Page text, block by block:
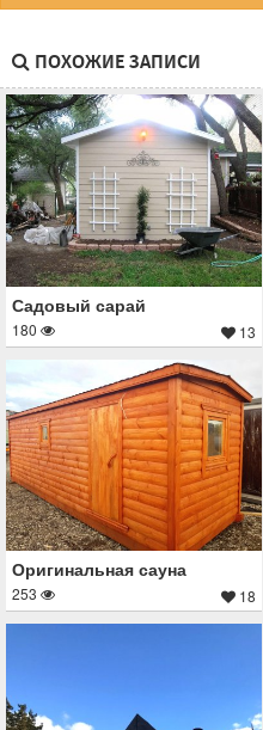
ПОХОЖИЕ ЗАПИСИ
Садовый сарай
180 13
Оригинальная сауна
253 18